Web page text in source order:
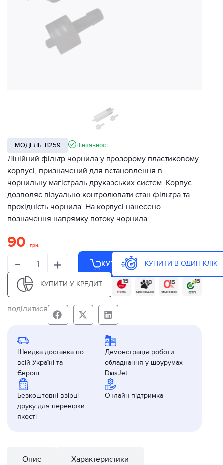
МОДЕЛЬ: B259 В наявності
Лінійний фільтр чорнила у прозорому пластиковому
корпусі, призначений для встановлення в
чорнильну магістраль друкарських систем. Корпус
дозволяє візуально контролювати стан фільтра та
прохідність чорнила. На корпусі нанесено
позначення напрямку потоку чорнила.
90 грн.
- + КУПИТИ КУПИТИ В ОДИН КЛІК
КУПИТИ У КРЕДИТ
поділитися
Швидка доставка по
всій Україні та
Європі
Демонстрація роботи
обладнання у шоурумах
DiasJet
Безкоштовні взірці
друку для перевірки
якості
Онлайн підтримка
Опис Характеристики